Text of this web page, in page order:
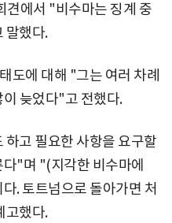
견에서 "비수마는 징계 중
말했다.
도에 대해 "그는 여러 차례
늦었다"고 전했다.
고 필요한 사항을 요구할
"며 "(지각한 비수마에
. 토트넘으로 돌아가면 처
고했다.